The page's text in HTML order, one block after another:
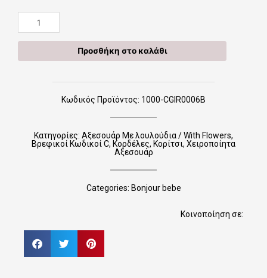
Χειροποίητες
Κορδέλες
CGIR0006B
Προσθήκη στο καλάθι
Κωδικός Προϊόντος: 1000-CGIR0006B
Κατηγορίες: Αξεσουάρ Με λουλούδια / With Flowers,
Βρεφικοί Κωδικοί C, Κορδέλες, Κορίτσι, Χειροποίητα
Αξεσουάρ
Categories: Bonjour bebe
Κοινοποίηση σε: